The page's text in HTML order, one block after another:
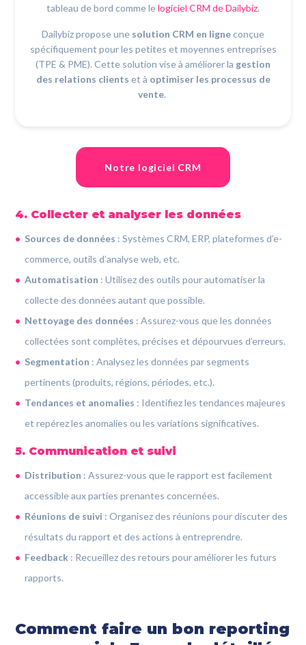
tableau de bord comme lelogiciel CRM de Dailybiz.
Dailybiz propose une solution CRM en ligneconçue
spécifiquement pour les petites et moyennes entreprises
(TPE & PME). Cette solution vise à améliorer la gestion
des relations clients et à optimiser les processus de
vente.
Notre logiciel CRM
4. Collecter et analyser les données
Sources de données : Systèmes CRM, ERP, plateformes d’e-
commerce, outils d’analyse web, etc.
Automatisation : Utilisez des outils pour automatiser la
collecte des données autant que possible.
Nettoyage des données : Assurez-vous que les données
collectées sont complètes, précises et dépourvues d’erreurs.
Segmentation : Analysez les données par segments
pertinents (produits, régions, périodes, etc.).
Tendances et anomalies : Identifiez les tendances majeures
et repérez les anomalies ou les variations significatives.
5. Communication et suivi
Distribution : Assurez-vous que le rapport est facilement
accessible aux parties prenantes concernées.
Réunions de suivi : Organisez des réunions pour discuter des
résultats du rapport et des actions à entreprendre.
Feedback : Recueillez des retours pour améliorer les futurs
rapports.
Comment faire un bon reporting